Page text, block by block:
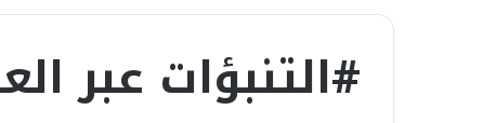
#التنبؤات عبر